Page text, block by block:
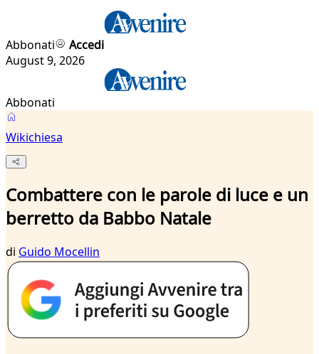
Abbonati
Accedi
August 9, 2026
Abbonati
Wikichiesa
Combattere con le parole di luce e un
berretto da Babbo Natale
di Guido Mocellin